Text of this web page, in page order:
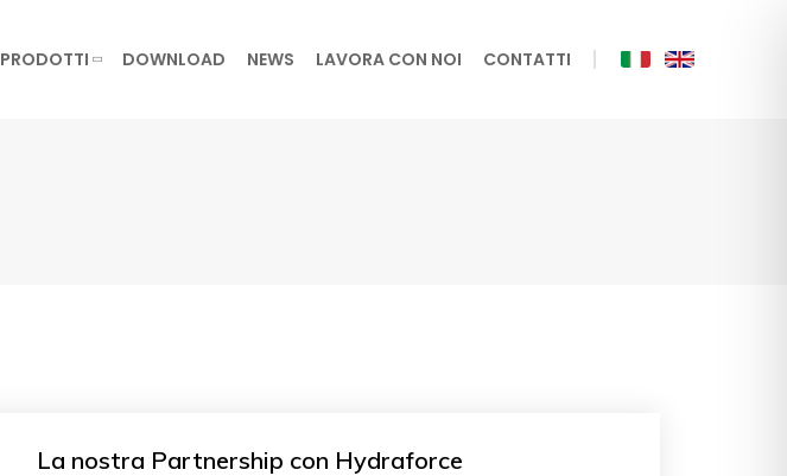
PRODOTTI DOWNLOAD NEWS LAVORA CON NOI CONTATTI
La nostra Partnership con Hydraforce